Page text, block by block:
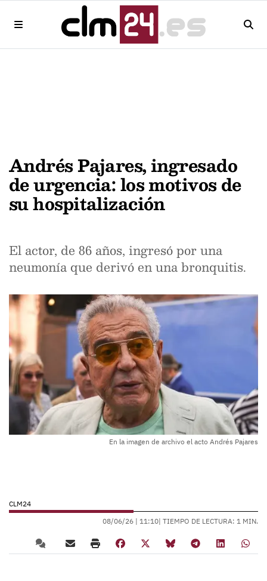
Andrés Pajares, ingresado
de urgencia: los motivos de
su hospitalización
El actor, de 86 años, ingresó por una
neumonía que derivó en una bronquitis.
En la imagen de archivo el acto Andrés Pajares
CLM24
08/06/26 | 11:10| TIEMPO DE LECTURA: 1 MIN.